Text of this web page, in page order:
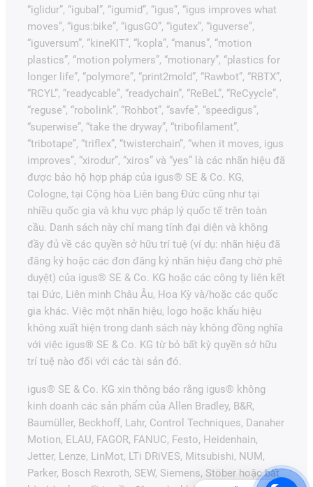
“iglidur”, “igubal”, “igumid”, “igus”, “igus improves what
moves”, “igus:bike”, “igusGO”, “igutex”, “iguverse”,
“iguversum”, “kineKIT”, “kopla”, “manus”, “motion
plastics”, “motion polymers”, “motionary”, “plastics for
longer life”, “polymore”, “print2mold”, “Rawbot”, “RBTX”,
“RCYL”, “readycable”, “readychain”, “ReBeL”, “ReCyycle”,
“reguse”, “robolink”, “Rohbot”, “savfe”, “speedigus”,
“superwise”, “take the dryway”, “tribofilament”,
“tribotape”, “triflex”, “twisterchain”, “when it moves, igus
improves”, “xirodur”, “xiros” và “yes” là các nhãn hiệu đã
được bảo hộ hợp pháp của igus® SE & Co. KG,
Cologne, tại Cộng hòa Liên bang Đức cũng như tại
nhiều quốc gia và khu vực pháp lý quốc tế trên toàn
cầu. Danh sách này chỉ mang tính đại diện và không
đầy đủ về các quyền sở hữu trí tuệ (ví dụ: nhãn hiệu đã
đăng ký hoặc các đơn đăng ký nhãn hiệu đang chờ phê
duyệt) của igus® SE & Co. KG hoặc các công ty liên kết
tại Đức, Liên minh Châu Âu, Hoa Kỳ và/hoặc các quốc
gia khác. Việc một nhãn hiệu, logo hoặc khẩu hiệu
không xuất hiện trong danh sách này không đồng nghĩa
với việc igus® SE & Co. KG từ bỏ bất kỳ quyền sở hữu
trí tuệ nào đối với các tài sản đó.
igus® SE & Co. KG xin thông báo rằng igus® không
kinh doanh các sản phẩm của Allen Bradley, B&R,
Baumüller, Beckhoff, Lahr, Control Techniques, Danaher
Motion, ELAU, FAGOR, FANUC, Festo, Heidenhain,
Jetter, Lenze, LinMot, LTi DRiVES, Mitsubishi, NUM,
Parker, Bosch Rexroth, SEW, Siemens, Stöber hoặc bất